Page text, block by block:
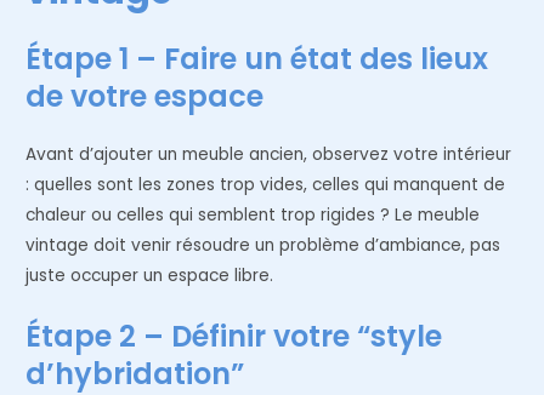
Étape 1 – Faire un état des lieux
de votre espace
Avant d’ajouter un meuble ancien, observez votre intérieur
: quelles sont les zones trop vides, celles qui manquent de
chaleur ou celles qui semblent trop rigides ? Le meuble
vintage doit venir résoudre un problème d’ambiance, pas
juste occuper un espace libre.
Étape 2 – Définir votre “style
d’hybridation”